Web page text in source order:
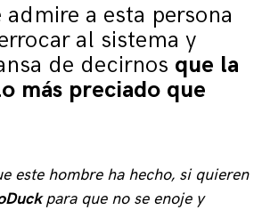
a esta persona
al sistema y
de decirnos que la
más preciado que
este hombre ha hecho, si quieren
para que no se enoje y